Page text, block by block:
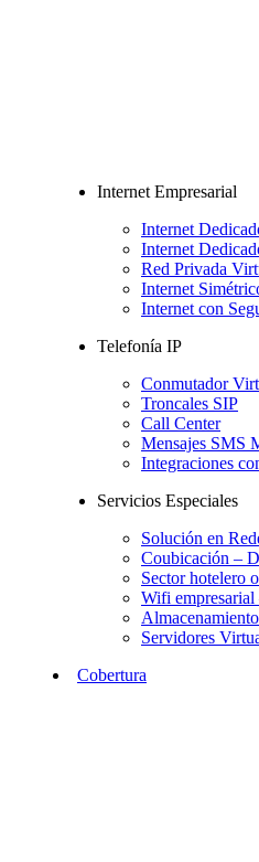
Internet Empresarial
Internet
Internet
Red Privada
Internet
Internet con
Telefonía IP
Conmutador
Troncales SIP
Call Center
Mensajes SMS
Integraciones
Servicios Especiales
Solución en
Coubicación –
Sector hotelero
Wifi
Servidores
Cobertura